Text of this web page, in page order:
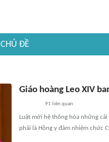
CHỦ ĐỀ
Giáo hoàng Leo XIV
91 liên quan
Luật mới hệ thống hóa những
phải là Hồng y đảm nhiệm chức